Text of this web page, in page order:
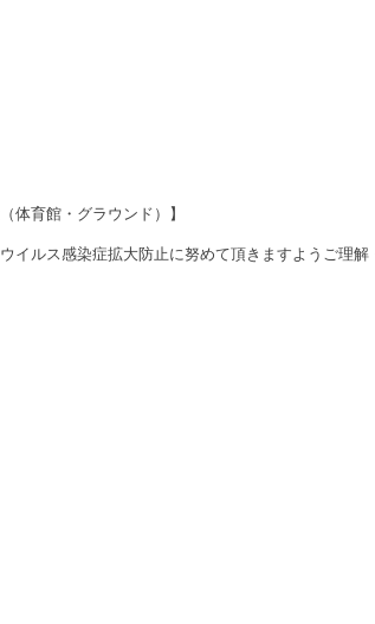
館・グラウンド）】
イルス感染症拡大防止に努めて頂きますようご理解